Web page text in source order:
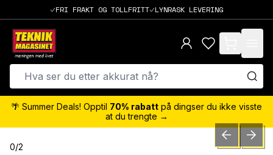
FRI FRAKT OG TOLLFRITT LYNRASK LEVERING
items in cart,
🌴 Summer Deals! Opptil 70% rabatt på dingser du ikke visste
at du trengte →
0/2 PREVIOUSNEXT